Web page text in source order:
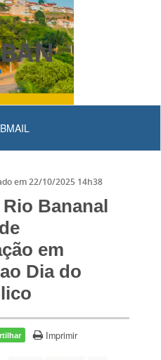
em22/10/2025 14h38
Bananal
em
Dia do
Imprimir